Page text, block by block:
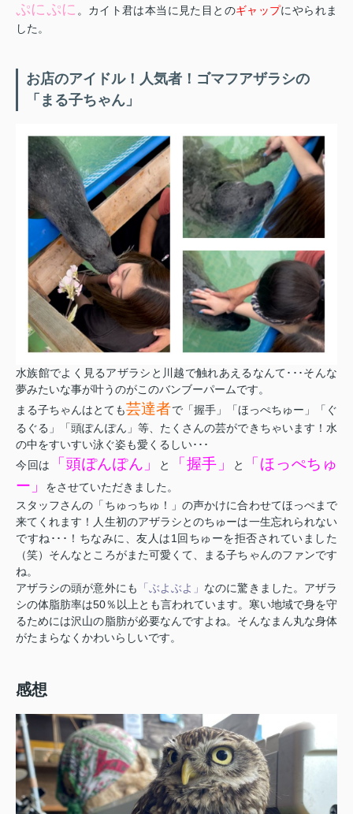
ぷにぷに 。カイト君は本当に見た目とのギャップにやられま
した。
お店のアイドル！人気者！ゴマフアザラシの
「まる子ちゃん」
水族館でよく見るアザラシと川越で触れあえるなんて･･･そんな
夢みたいな事が叶うのがこのバンブーパームです。
まる子ちゃんはとても芸達者で「握手」「ほっぺちゅー」「ぐ
るぐる」「頭ぽんぽん」等、たくさんの芸ができちゃいます！水
の中をすいすい泳ぐ姿も愛くるしい･･･
今回は
「頭ぽんぽん」 と 「握手」 と
「ほっぺちゅ
ー」
をさせていただきました。
スタッフさんの「ちゅっちゅ！」の声かけに合わせてほっぺまで
来てくれます！人生初のアザラシとのちゅーは一生忘れられない
ですね･･･！ちなみに、友人は1回ちゅーを拒否されていました
（笑）そんなところがまた可愛くて、まる子ちゃんのファンです
ね。
アザラシの頭が意外にも
「ぶよぶよ」 なのに驚きました。アザラ
シの体脂肪率は50％以上とも言われています。寒い地域で身を守
るためには沢山の脂肪が必要なんですよね。そんなまん丸な身体
がたまらなくかわいらしいです。
感想